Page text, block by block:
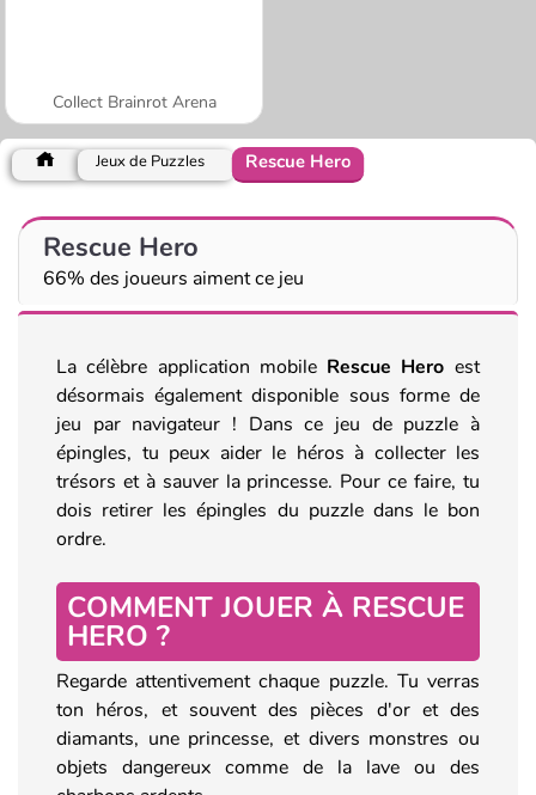
Collect Brainrot Arena
Jeux de Puzzles Rescue Hero
Rescue Hero
66% des joueurs aiment ce jeu
La célèbre application mobile Rescue Hero est
désormais également disponible sous forme de
jeu par navigateur ! Dans ce jeu de puzzle à
épingles, tu peux aider le héros à collecter les
trésors et à sauver la princesse. Pour ce faire, tu
dois retirer les épingles du puzzle dans le bon
ordre.
COMMENT JOUER À RESCUE
HERO ?
Regarde attentivement chaque puzzle. Tu verras
ton héros, et souvent des pièces d'or et des
diamants, une princesse, et divers monstres ou
objets dangereux comme de la lave ou des